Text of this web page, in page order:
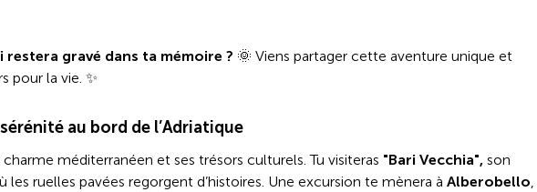
gravé dans ta mémoire ? 🌞 Viens partager cette aventure unique et
pour la vie. ✨
au bord de l’Adriatique
charme méditerranéen et ses trésors culturels. Tu visiteras "Bari Vecchia", son
les ruelles pavées regorgent d’histoires. Une excursion te mènera à Alberobello,